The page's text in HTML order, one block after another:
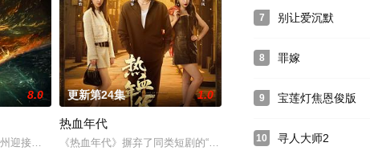
8.0
迎接解放的吴石，突然被蒋介石任命为国民政府国防部次长。为了获得更多情
更新第24集 1.0
热血年代
《热血年代》摒弃了同类短剧的“重生”设定，完全从小人物的视角
7 别让爱沉默
8 罪嫁
9 宝莲灯焦恩俊版
10 寻人大师2